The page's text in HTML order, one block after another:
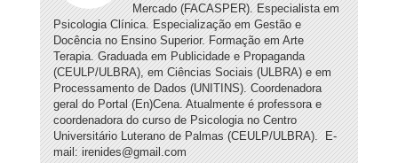
Mercado (FACASPER). Especialista em
Psicologia Clínica. Especialização em Gestão e
Docência no Ensino Superior. Formação em Arte
Terapia. Graduada em Publicidade e Propaganda
(CEULP/ULBRA), em Ciências Sociais (ULBRA) e em
Processamento de Dados (UNITINS). Coordenadora
geral do Portal (En)Cena. Atualmente é professora e
coordenadora do curso de Psicologia no Centro
Universitário Luterano de Palmas (CEULP/ULBRA). E-
mail: irenides@gmail.com